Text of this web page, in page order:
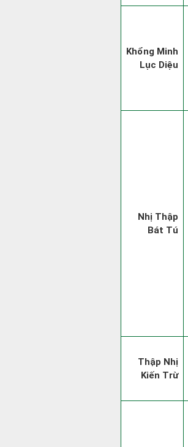
Khổng Minh
Lục Diệu
Nhị Thập
Bát Tú
Thập Nhị
Kiến Trừ